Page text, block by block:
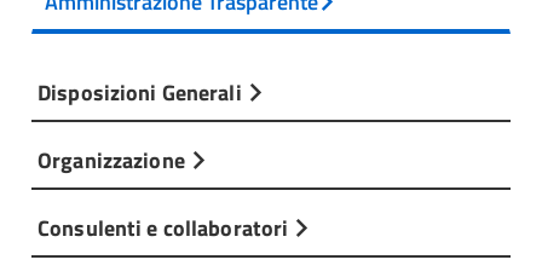
Disposizioni Generali
Organizzazione
Consulenti e collaboratori